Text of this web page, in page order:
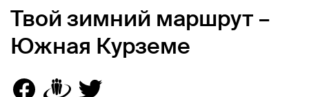
Твой зимний маршрут –
Южная Курземе